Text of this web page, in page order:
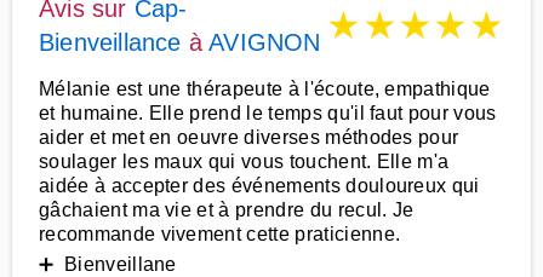
Avis sur Cap-
Bienveillance àAVIGNON ★★★★★
Mélanie est une thérapeute à l'écoute, empathique
et humaine. Elle prend le temps qu'il faut pour vous
aider et met en oeuvre diverses méthodes pour
soulager les maux qui vous touchent. Elle m'a
aidée à accepter des événements douloureux qui
gâchaient ma vie et à prendre du recul. Je
recommande vivement cette praticienne.
➕ Bienveillane